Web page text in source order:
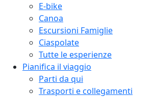
E-bike
Canoa
Escursioni Famiglie
Ciaspolate
Tutte le esperienze
Pianifica il viaggio
Parti da qui
Trasporti e collegamenti